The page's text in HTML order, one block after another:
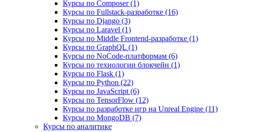
Курсы по Composer (1)
Курсы по Fullstack‑разработке (16)
Курсы по Django (3)
Курсы по Laravel (1)
Курсы по Middle Frontend-разработке (1)
Курсы по GraphQL (1)
Курсы по NoCode‑платформам (6)
Курсы по технологии блокчейн (1)
Курсы по Flask (1)
Курсы по Python (22)
Курсы по JavaScript (6)
Курсы по TensorFlow (12)
Курсы по разработке игр на Unreal Engine (11)
Курсы по MongoDB (7)
Курсы по аналитике